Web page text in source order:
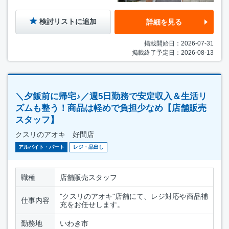
検討リストに追加 詳細を見る
掲載開始日：2026-07-31
掲載終了予定日：2026-08-13
＼夕飯前に帰宅♪／週5日勤務で安定収入＆生活リ
ズムも整う！商品は軽めで負担少なめ【店舗販売
スタッフ】
クスリのアオキ 好間店
アルバイト・パート レジ・品出し
職種 店舗販売スタッフ
仕事内容
"クスリのアオキ"店舗にて、レジ対応や商品補
充をお任せします。
勤務地 いわき市